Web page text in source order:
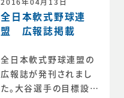
はわかっていなが
全日本軟式野球連
盟 広報誌掲載
全日本軟式野球連盟の
広報誌が発刊されまし
た。大谷選手の目標設定